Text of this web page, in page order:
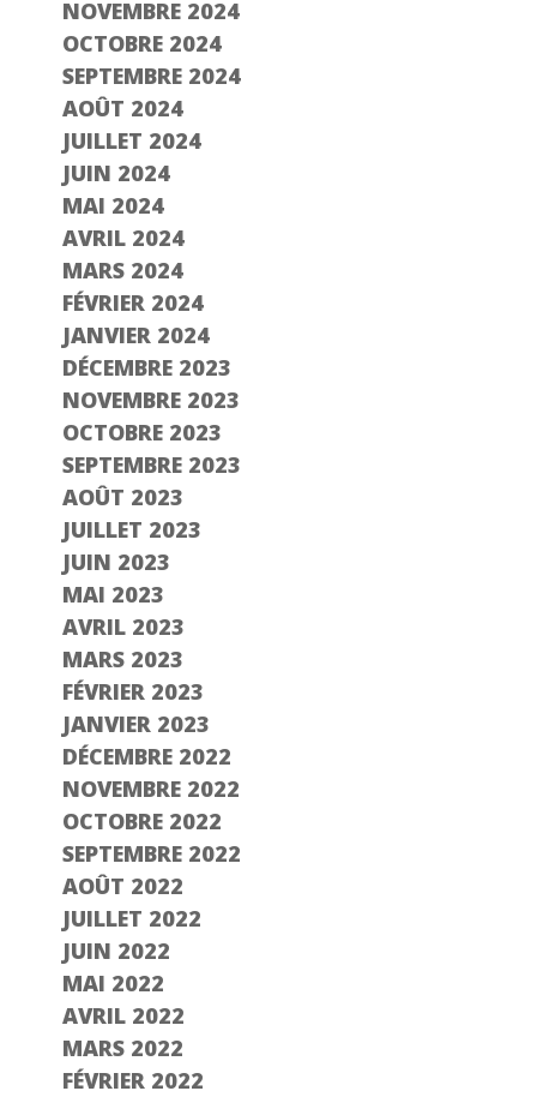
NOVEMBRE 2024
OCTOBRE 2024
SEPTEMBRE 2024
AOÛT 2024
JUILLET 2024
JUIN 2024
MAI 2024
AVRIL 2024
MARS 2024
FÉVRIER 2024
JANVIER 2024
DÉCEMBRE 2023
NOVEMBRE 2023
OCTOBRE 2023
SEPTEMBRE 2023
AOÛT 2023
JUILLET 2023
JUIN 2023
MAI 2023
AVRIL 2023
MARS 2023
FÉVRIER 2023
JANVIER 2023
DÉCEMBRE 2022
NOVEMBRE 2022
OCTOBRE 2022
SEPTEMBRE 2022
AOÛT 2022
JUILLET 2022
JUIN 2022
MAI 2022
AVRIL 2022
MARS 2022
FÉVRIER 2022